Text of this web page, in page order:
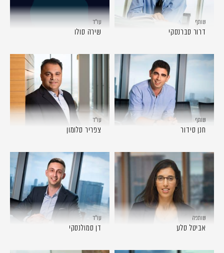
שותף
דרור סברנסקי
עו״ד
שירה סולו
שותף
חנן סידור
עו״ד
צפריר סלומון
שותפה
אביטל סלע
עו״ד
דן סמולנסקי